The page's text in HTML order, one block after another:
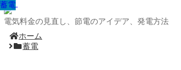
電気料金の見直し、節電のアイデア、発電方法
ホーム
蓄電
蓄電
蓄電
蓄電
蓄電
蓄電
蓄電
蓄電
蓄電
蓄電